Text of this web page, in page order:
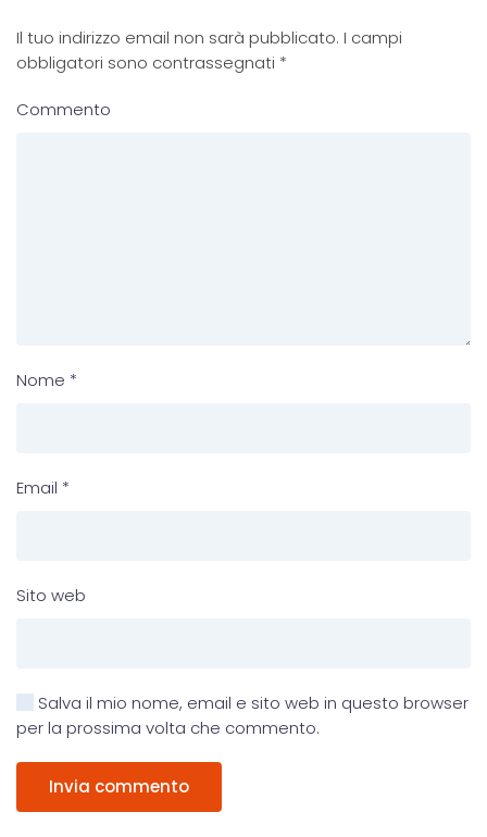
Il tuo indirizzo email non sarà pubblicato. I campi
obbligatori sono contrassegnati *
Commento
Nome *
Email *
Sito web
Salva il mio nome, email e sito web in questo browser
per la prossima volta che commento.
Invia commento